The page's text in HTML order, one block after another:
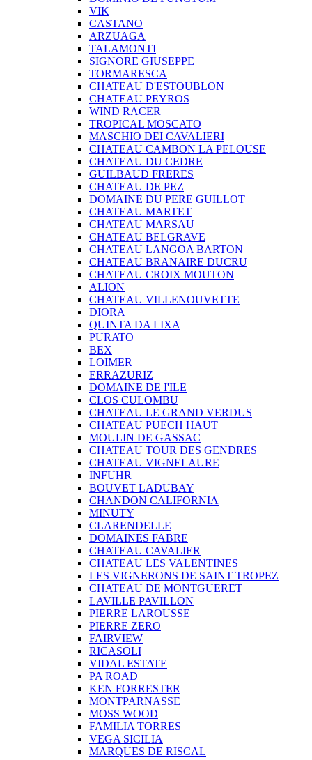
VIK
CASTANO
ARZUAGA
TALAMONTI
SIGNORE GIUSEPPE
TORMARESCA
CHATEAU D'ESTOUBLON
CHATEAU PEYROS
WIND RACER
TROPICAL MOSCATO
MASCHIO DEI CAVALIERI
CHATEAU CAMBON LA PELOUSE
CHATEAU DU CEDRE
GUILBAUD FRERES
CHATEAU DE PEZ
DOMAINE DU PERE GUILLOT
CHATEAU MARTET
CHATEAU MARSAU
CHATEAU BELGRAVE
CHATEAU LANGOA BARTON
CHATEAU BRANAIRE DUCRU
CHATEAU CROIX MOUTON
ALION
CHATEAU VILLENOUVETTE
DIORA
QUINTA DA LIXA
PURATO
BEX
LOIMER
ERRAZURIZ
DOMAINE DE I'ILE
CLOS CULOMBU
CHATEAU LE GRAND VERDUS
CHATEAU PUECH HAUT
MOULIN DE GASSAC
CHATEAU TOUR DES GENDRES
CHATEAU VIGNELAURE
INFUHR
BOUVET LADUBAY
CHANDON CALIFORNIA
MINUTY
CLARENDELLE
DOMAINES FABRE
CHATEAU CAVALIER
CHATEAU LES VALENTINES
LES VIGNERONS DE SAINT TROPEZ
CHATEAU DE MONTGUERET
LAVILLE PAVILLON
PIERRE LAROUSSE
PIERRE ZERO
FAIRVIEW
RICASOLI
VIDAL ESTATE
PA ROAD
KEN FORRESTER
MONTPARNASSE
MOSS WOOD
FAMILIA TORRES
VEGA SICILIA
MARQUES DE RISCAL